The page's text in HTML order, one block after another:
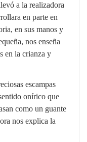
a la realizadora
en parte en
en sus manos y
nos enseña
en la crianza y
escampas
onírico que
como un guante
nos explica la